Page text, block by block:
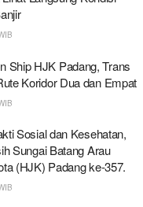
Ship HJK Padang, Trans
Koridor Dua dan Empat
Sosial dan Kesehatan,
Sungai Batang Arau
(HJK) Padang ke-357.